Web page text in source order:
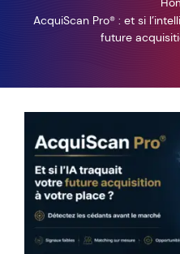
AcquiScan Pro® : et si
future